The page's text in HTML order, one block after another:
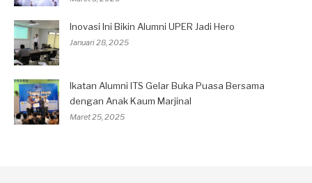
Inovasi Ini Bikin Alumni UPER Jadi Hero
Januari 28, 2025
Ikatan Alumni ITS Gelar Buka Puasa Bersama
dengan Anak Kaum Marjinal
Maret 25, 2025